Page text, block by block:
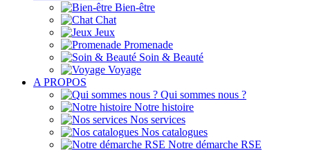
Bien-être
Chat
Jeux
Promenade
Soin & Beauté
Voyage
A PROPOS
Qui sommes nous ?
Notre histoire
Nos services
Nos catalogues
Notre démarche RSE